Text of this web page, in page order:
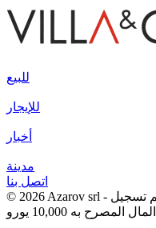
للبيع
للإيجار
أخبار
مدينة
اتصل بنا
© 2026 Azarov srl - رقم ضريبة القيمة المضافة ورقم تسجيل